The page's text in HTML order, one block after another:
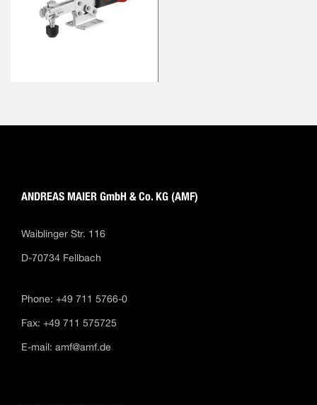
ANDREAS MAIER GmbH & Co. KG (AMF)
Waiblinger Str. 116
D-70734 Fellbach
Phone: +49 711 5766-0
Fax: +49 711 575725
E-mail: amf@amf.de